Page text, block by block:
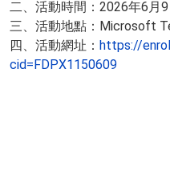
二、活動時間：2026年6月
三、活動地點：Microsoft
四、活動網址： https://
cid=FDPX1150609